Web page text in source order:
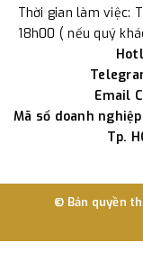
Thời gian làm việc:
18h00 ( nếu quý
Email
Mã số doanh
Tp.
© Bản quyền